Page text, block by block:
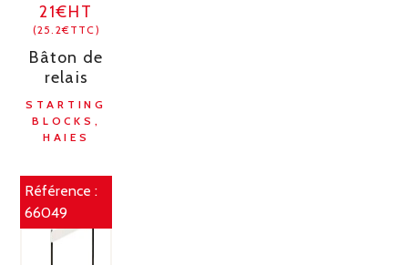
21€HT
(25.2€TTC)
Bâton de
relais
STARTING
BLOCKS,
HAIES
Référence :
66049